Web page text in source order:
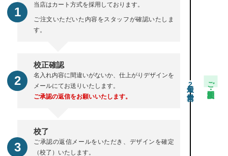
当店はカート方式を採用しております。
ご注文いただいた内容をスタッフが確認いたしま
す。
校正確認
名入れ内容に間違いがないか、仕上がりデザインを
メールにてお送りいたします。
ご承認の返信をお願いいたします。
校了
ご承認の返信メールをいただき、デザインを確定
（校了）いたします。
2 ご注文・校正期間